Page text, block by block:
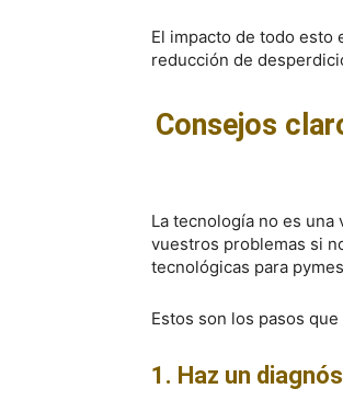
El impacto de todo esto
reducción de
Consejos
La tecnología no es una
vuestros problemas si
tecnológicas para
Estos son los pasos
1. Haz un